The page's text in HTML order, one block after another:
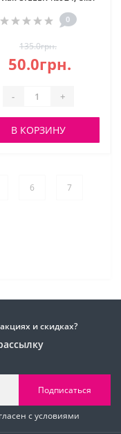
0
135.0грн.
50.0грн.
- +
В КОРЗИНУ
6 7
и скидках?
Подписаться
с условиями